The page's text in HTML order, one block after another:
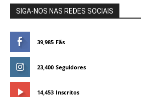
SIGA-NOS NAS REDES SOCIAIS
39,985 Fãs
23,400 Seguidores
14,453 Inscritos